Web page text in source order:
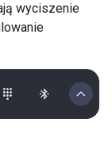
wyciszenie